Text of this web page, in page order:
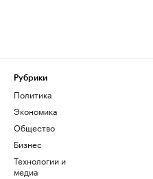
Рубрики
Политика
Экономика
Общество
Бизнес
Технологии и
медиа